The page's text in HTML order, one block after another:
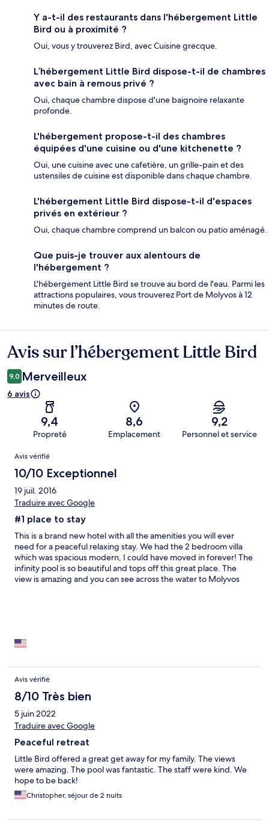
Y a-t-il des restaurants dans l'hébergement Little
Bird ou à proximité ?
Oui, vous y trouverez Bird, avec Cuisine grecque.
L’hébergement Little Bird dispose-t-il de chambres
avec bain à remous privé ?
Oui, chaque chambre dispose d'une baignoire relaxante
profonde.
L'hébergement propose-t-il des chambres
équipées d'une cuisine ou d'une kitchenette ?
Oui, une cuisine avec une cafetière, un grille-pain et des
ustensiles de cuisine est disponible dans chaque chambre.
L'hébergement Little Bird dispose-t-il d'espaces
privés en extérieur ?
Oui, chaque chambre comprend un balcon ou patio aménagé.
Que puis-je trouver aux alentours de
l'hébergement ?
L'hébergement Little Bird se trouve au bord de l'eau. Parmi les
attractions populaires, vous trouverez Port de Molyvos à 12
minutes de route.
Avis
Avis sur l’hébergement Little Bird
9,0 Merveilleux
6 avis
9,4
Propreté
8,6
Emplacement
9,2
Personnel et service
Avis
Avis vérifié
10/10 Exceptionnel
19 juil. 2016
Traduire avec Google
#1 place to stay
This is a brand new hotel with all the amenities you will ever
need for a peaceful relaxing stay. We had the 2 bedroom villa
which was spacious modern, I could have moved in forever! The
infinity pool is so beautiful and tops off this great place. The
view is amazing and you can see across the water to Molyvos
Avis vérifié
8/10 Très bien
5 juin 2022
Traduire avec Google
Peaceful retreat
Little Bird offered a great get away for my family. The views
were amazing. The pool was fantastic. The staff were kind. We
hope to be back!
Christopher, séjour de 2 nuits